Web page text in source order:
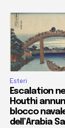
Esteri
Escalation
Houthi
blocco
dell’Arabia